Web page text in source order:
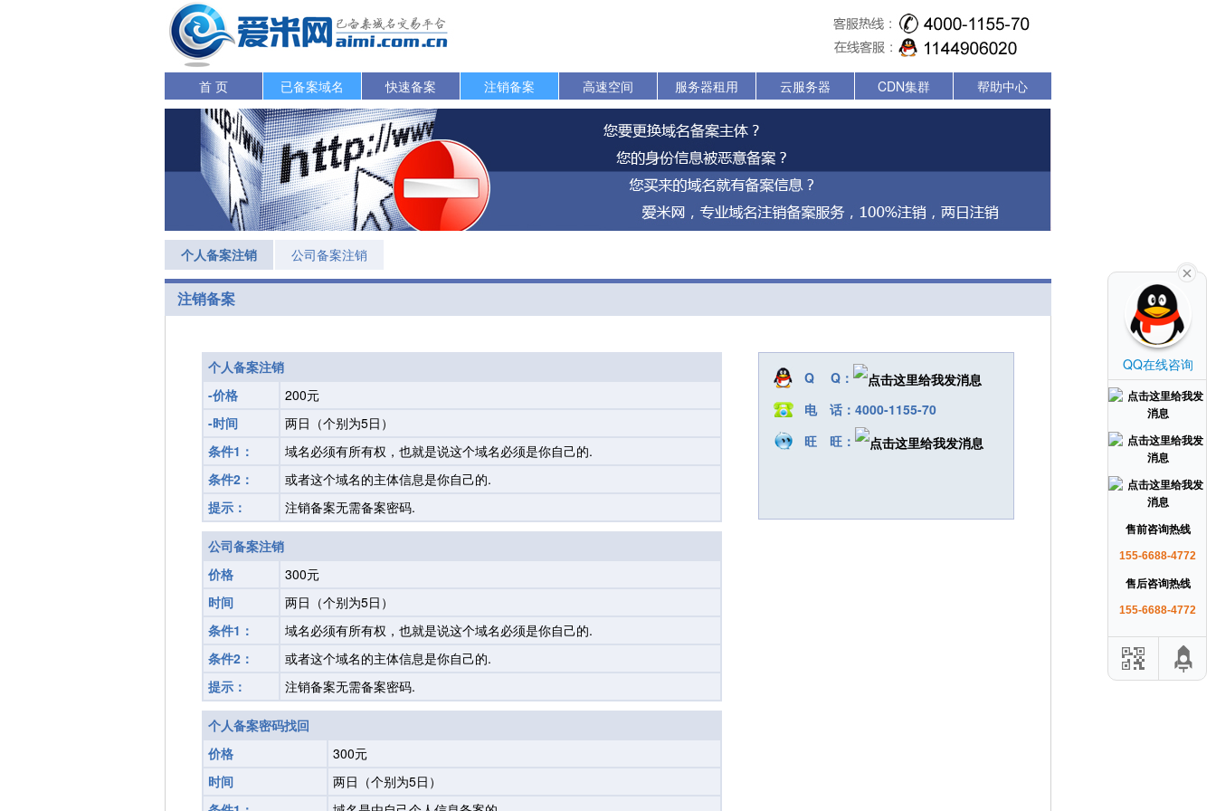
QQ在线咨询
售前咨询热线
155-6688-4772
售后咨询热线
155-6688-4772
首 页 已备案域名 快速备案 注销备案 高速空间 服务器租用 云服务器 CDN集群 帮助中心
个人备案注销 公司备案注销
注销备案
个人备案注销
-价格
200元
-时间
两日（个别为5日）
条件1：
域名必须有所有权，也就是说这个域名必须是你自己的.
条件2：
或者这个域名的主体信息是你自己的.
提示：
注销备案无需备案密码.
公司备案注销
价格
300元
时间
两日（个别为5日）
条件1：
域名必须有所有权，也就是说这个域名必须是你自己的.
条件2：
或者这个域名的主体信息是你自己的.
提示：
注销备案无需备案密码.
个人备案密码找回
价格
300元
时间
两日（个别为5日）
Q Q：
电 话：4000-1155-70
旺 旺：